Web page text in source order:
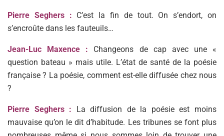
Pierre Seghers : C’est la fin de tout. On s’endort, on
s’encroûte dans les fauteuils…
Jean-Luc Maxence : Changeons de cap avec une «
question bateau » mais utile. L’état de santé de la poésie
française ? La poésie, comment est-elle diffusée chez nous
?
Pierre Seghers : La diffusion de la poésie est moins
mauvaise qu’on le dit d’habitude. Les tribunes se font plus